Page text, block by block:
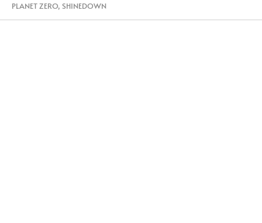
PLANET ZERO, SHINEDOWN